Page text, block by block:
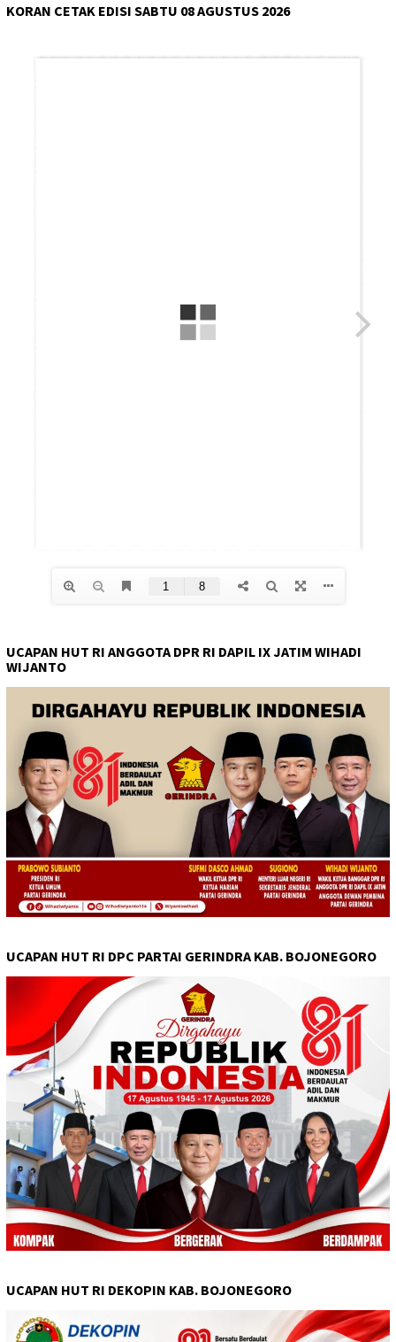
KORAN CETAK EDISI SABTU 08 AGUSTUS 2026
UCAPAN HUT RI ANGGOTA DPR RI DAPIL IX JATIM WIHADI
WIJANTO
UCAPAN HUT RI DPC PARTAI GERINDRA KAB. BOJONEGORO
UCAPAN HUT RI DEKOPIN KAB. BOJONEGORO